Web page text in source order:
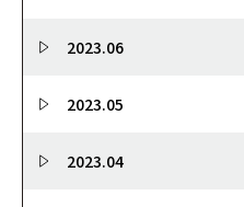
2023.06
2023.05
2023.04